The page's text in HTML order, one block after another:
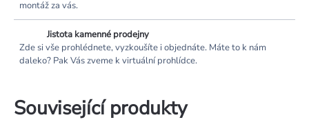
montáž za vás.
Jistota kamenné prodejny
Zde si vše prohlédnete, vyzkoušíte i objednáte. Máte to k nám
daleko? Pak Vás zveme k virtuální prohlídce.
Související produkty